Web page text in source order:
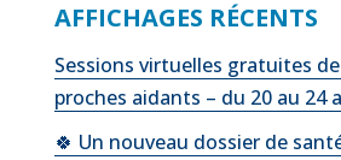
AFFICHAGES RÉCENTS
Sessions virtuelles gratuites
proches aidants – du 20 au 24
🍀 Un nouveau dossier de